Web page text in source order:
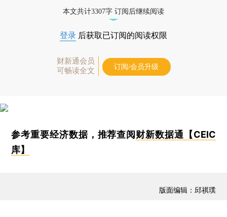
本文共计3307字 订阅后继续阅读
登录 后获取已订阅的阅读权限
财新通会员
可畅读全文
订阅/会员升级
参考重要经济数据，推荐查阅财新数据通【CEIC
库】
版面编辑：邱祺璞